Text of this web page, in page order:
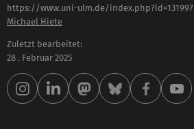
https://www.uni-ulm.de/index.php?id=131997
Michael Hiete
Zuletzt bearbeitet:
28 . Februar 2025